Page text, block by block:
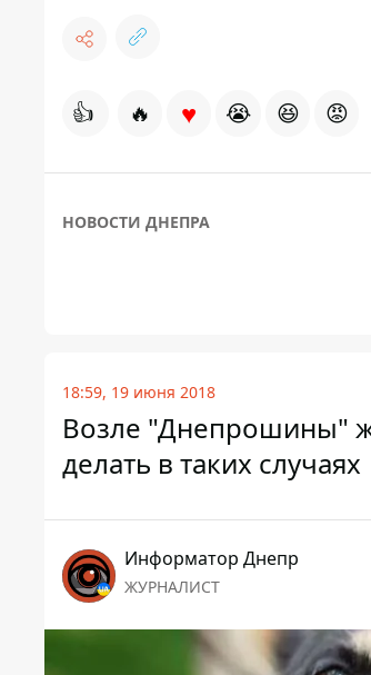
👍 🔥 ♥ 😭 😆 😡
НОВОСТИ ДНЕПРА
18:59, 19 июня 2018
Возле "Днепрошины"
делать в таких случаях
Информатор Днепр
ЖУРНАЛИСТ